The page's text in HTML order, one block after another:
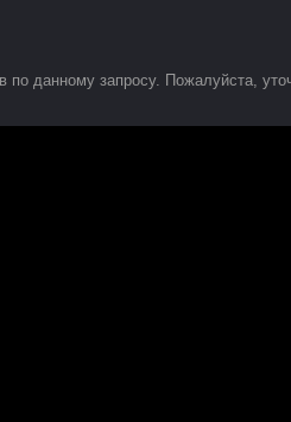
по данному запросу. Пожалуйста,